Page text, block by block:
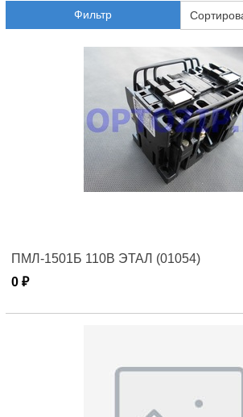
Фильтр
ПМЛ-1501Б 110В ЭТАЛ (01054)
0 ₽